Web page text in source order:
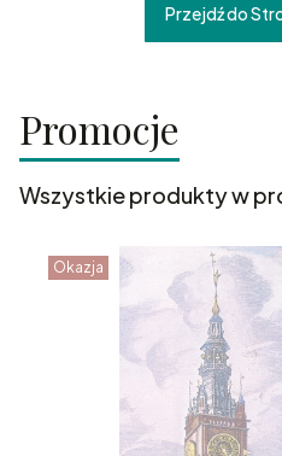
Przejdź do
Promocje
Wszystkie produkty w
Okazja